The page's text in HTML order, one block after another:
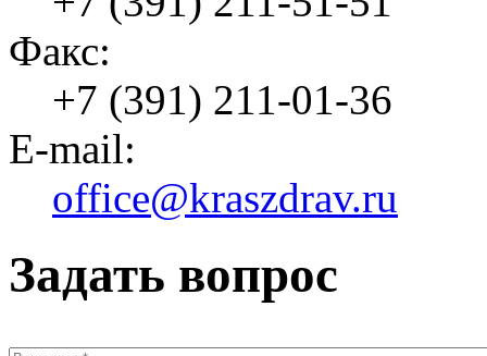
Факс:
+7 (391) 211-01-36
E-mail:
office@kraszdrav.ru
Задать вопрос